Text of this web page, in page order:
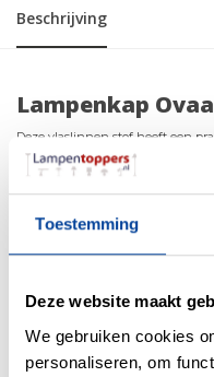
Toestemming
Deze website maakt
We gebruiken cookies
personaliseren, om
Beschrijving
Lampenkap
Deze vlaslinnen stof heeft een
zijn eigen charme en kan het
binnenkant van de lampenkap
perfecte afwerking. Echt
specificaties
Afmeting: 40 x 20.5 x